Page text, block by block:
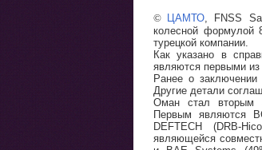
© ЦАМТО , FNSS
колесной формулой
турецкой компании.
Как указано в
являются первыми
Ранее о
Другие детали
Оман стал вторым
Первым являются
DEFTECH (DRB-
являющейся